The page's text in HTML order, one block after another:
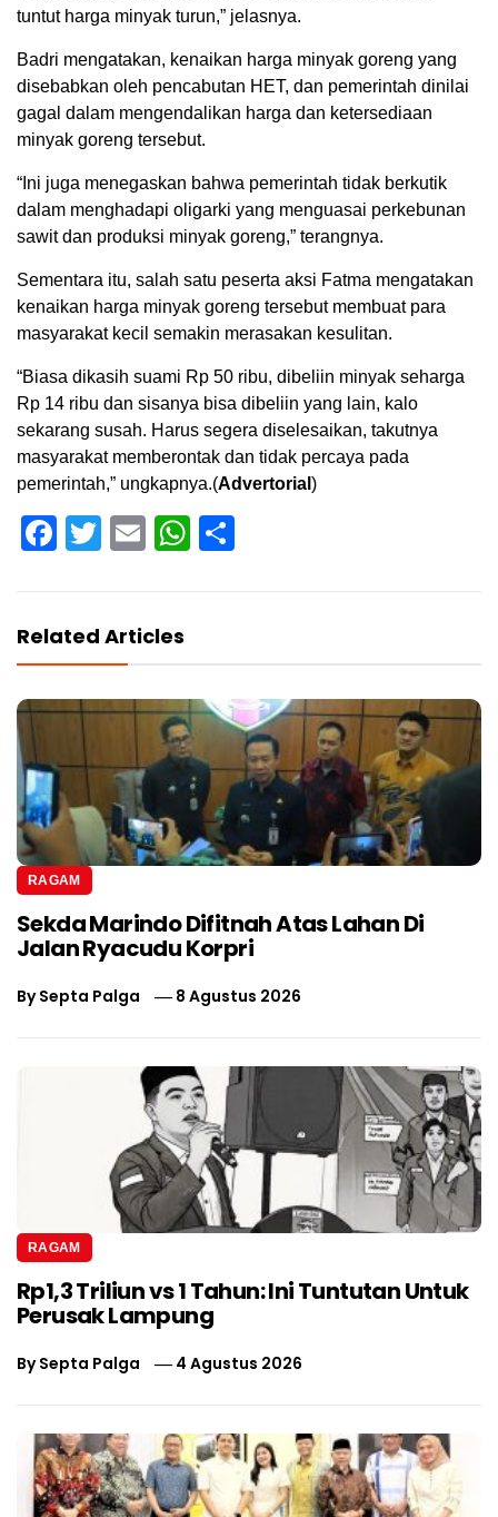
tuntut harga minyak turun,” jelasnya.
Badri mengatakan, kenaikan harga minyak goreng yang
disebabkan oleh pencabutan HET, dan pemerintah dinilai
gagal dalam mengendalikan harga dan ketersediaan
minyak goreng tersebut.
“Ini juga menegaskan bahwa pemerintah tidak berkutik
dalam menghadapi oligarki yang menguasai perkebunan
sawit dan produksi minyak goreng,” terangnya.
Sementara itu, salah satu peserta aksi Fatma mengatakan
kenaikan harga minyak goreng tersebut membuat para
masyarakat kecil semakin merasakan kesulitan.
“Biasa dikasih suami Rp 50 ribu, dibeliin minyak seharga
Rp 14 ribu dan sisanya bisa dibeliin yang lain, kalo
sekarang susah. Harus segera diselesaikan, takutnya
masyarakat memberontak dan tidak percaya pada
pemerintah,” ungkapnya.(Advertorial )
Facebook
Twitter
EmailWhatsApp
Related Articles
RAGAM
Sekda Marindo Difitnah Atas Lahan Di
Jalan Ryacudu Korpri
BySepta Palga 8 Agustus 2026
RAGAM
Rp1,3 Triliun vs 1 Tahun: Ini Tuntutan Untuk
Perusak Lampung
BySepta Palga 4 Agustus 2026